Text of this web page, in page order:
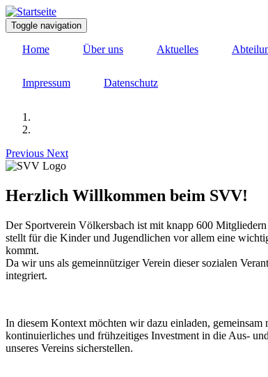
Direkt
zum
Inhalt
Toggle navigation
Home Über uns Aktuelles
Impressum Datenschutz
Previous Next
Herzlich Willkommen beim SVV!
Der Sportverein Völkersbach ist mit knapp 600
stellt für die Kinder und Jugendlichen vor allem eine
kommt.
Da wir uns als gemeinnütziger Verein dieser sozialen
integriert.
​In diesem Kontext möchten wir dazu einladen,
kontinuierliches und frühzeitiges Investment in die Aus-
unseres Vereins sicherstellen.